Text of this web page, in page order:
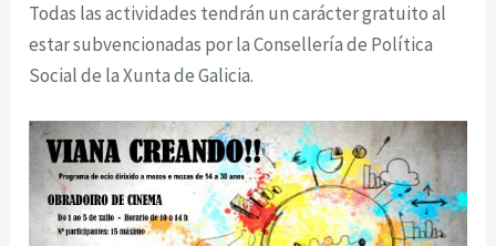
Todas las actividades tendrán un carácter gratuito al
estar subvencionadas por la Consellería de Política
Social de la Xunta de Galicia.